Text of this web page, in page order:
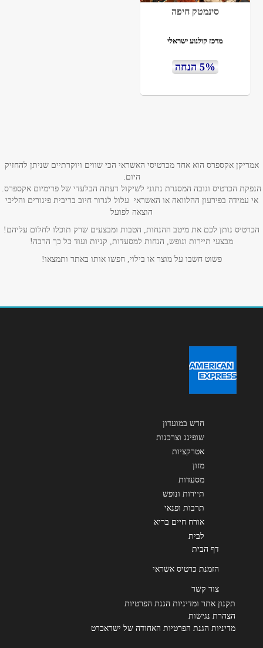
סינמטק חיפה
מרכז קולנוע ישראלי
5% הנחה
אמריקן אקספרס הוא אחד מכרטיסי האשראי הכי שווים ויוקרתיים שניתן להחזיק
היום.
הנפקת הכרטיס וגובה המסגרת נתוני לשיקול דעתה הבלעדי של פרימיום אקספרס.
אי עמידה בפירעון ההלוואה או האשראי עלול לגרור חיוב בריבית פיגורים והליכי
הוצאה לפועל
הכרטיס נותן לכם את מיטב ההנחות, הטבות ומבצעים שרק תוכלו לחלום עליהם!
מבצעי תיירות ונופש, הנחות למסעדות, קניות ועוד כל כך הרבה!
פשוט חשבו על מוצר או בילוי, חפשו אותו באתר ותמצאו!
חדש במועדון
שופינג וצרכנות
אטרקציות
מזון
מסעדות
תיירות ונופש
תרבות ופנאי
אורח חיים בריא
לבית
דף הבית
הזמנת כרטיס אשראי
צור קשר
תקנון אתר ומדיניות הגנת הפרטיות
הצהרת נגישות
מדיניות הגנת הפרטיות האחודה של ישראכרט